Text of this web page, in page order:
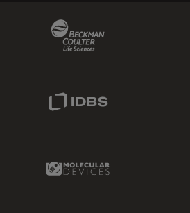
Molecular Devices Link